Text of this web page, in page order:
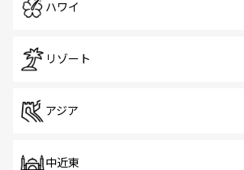
ハワイ
リゾート
アジア
中近東